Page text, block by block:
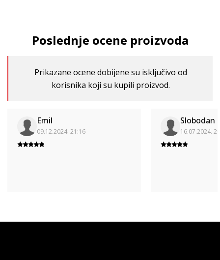
Poslednje ocene proizvoda
Prikazane ocene dobijene su isključivo od
korisnika koji su kupili proizvod.
Emil
09.12.2024. 21:16
Slobodan
16.07.2024.